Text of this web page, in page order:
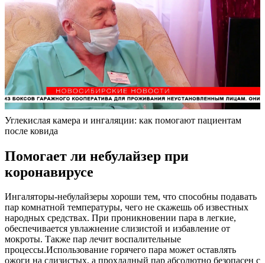
Углекислая камера и ингаляции: как помогают пациентам
после ковида
Помогает ли небулайзер при
коронавирусе
Ингаляторы-небулайзеры хороши тем, что способны подавать
пар комнатной температуры, чего не скажешь об известных
народных средствах. При проникновении пара в легкие,
обеспечивается увлажнение слизистой и избавление от
мокроты. Также пар лечит воспалительные
процессы.Использование горячего пара может оставлять
ожоги на слизистых, а прохладный пар абсолютно безопасен с